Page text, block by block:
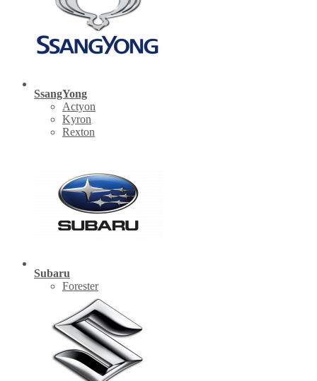
SsangYong
Actyon
Kyron
Rexton
Subaru
Forester